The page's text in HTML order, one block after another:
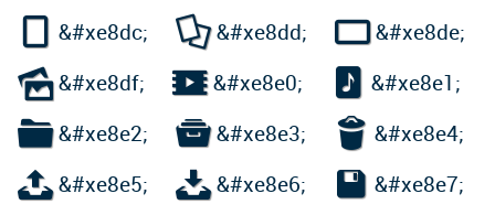
 &#xe8dc; &#xe8dd; &#xe8de;
&#xe8df; &#xe8e0;  &#xe8e1;
&#xe8e2; &#xe8e3;  &#xe8e4;
&#xe8e5; &#xe8e6;  &#xe8e7;